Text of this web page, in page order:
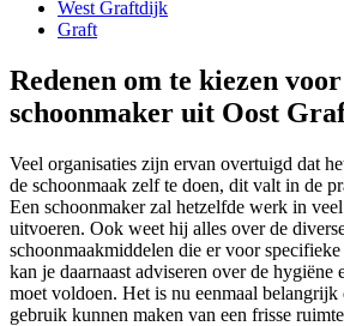
West Graftdijk
Graft
Redenen om te kiezen voor
schoonmaker uit Oost
Veel organisaties zijn ervan overtuigd dat
de schoonmaak zelf te doen, dit valt in de
Een schoonmaker zal hetzelfde werk in
uitvoeren. Ook weet hij alles over de
schoonmaakmiddelen die er voor
kan je daarnaast adviseren over de hygiëne
moet voldoen. Het is nu eenmaal belangrijk
gebruik kunnen maken van een frisse